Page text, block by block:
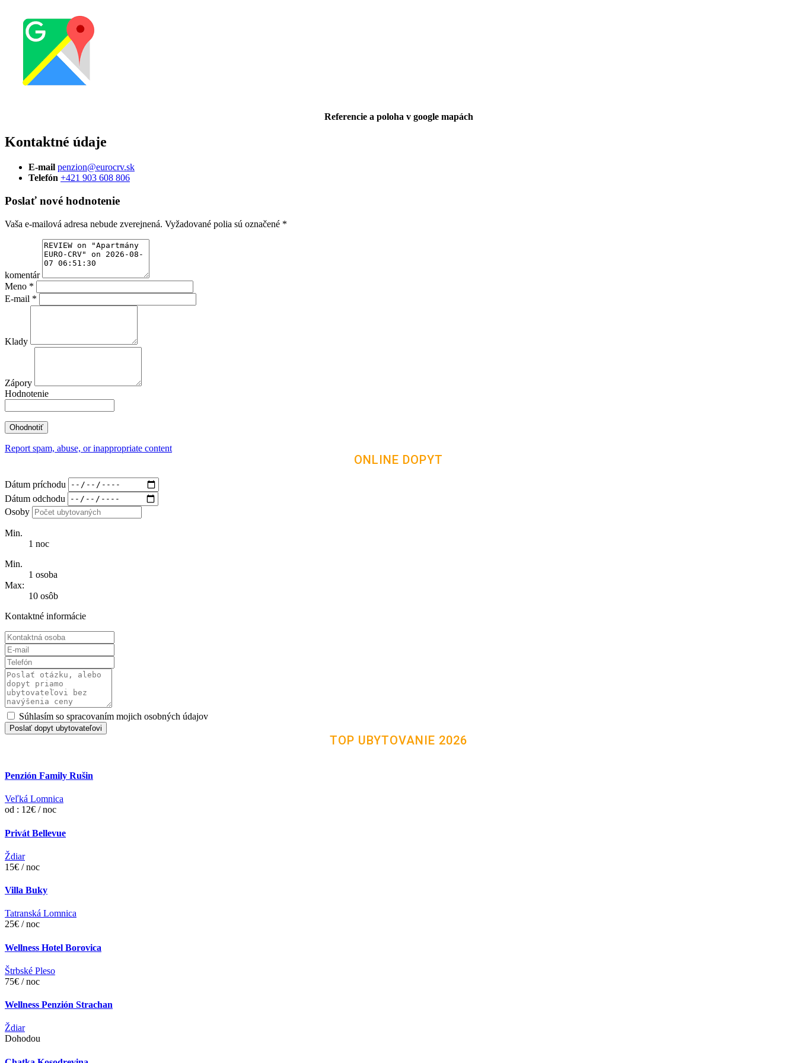
Referencie a poloha v google mapách
Kontaktné údaje
E-mail penzion@eurocrv.sk
Telefón +421 903 608 806
Poslať nové hodnotenie
Vaša e-mailová adresa nebude zverejnená. Vyžadované polia sú označené *
komentár
Meno *
E-mail *
Klady
Zápory
Hodnotenie
Report spam, abuse, or inappropriate content
ONLINE DOPYT
Dátum príchodu
Dátum odchodu
Osoby
Min.
1 noc
Min.
1 osoba
Max:
10 osôb
Kontaktné informácie
Súhlasím so spracovaním mojich osobných údajov
Poslať dopyt ubytovateľovi
TOP UBYTOVANIE 2026
Penzión Family Rušin
Veľká Lomnica
od : 12€ / noc
Privát Bellevue
Ždiar
15€ / noc
Villa Buky
Tatranská Lomnica
25€ / noc
Wellness Hotel Borovica
Štrbské Pleso
75€ / noc
Wellness Penzión Strachan
Ždiar
Dohodou